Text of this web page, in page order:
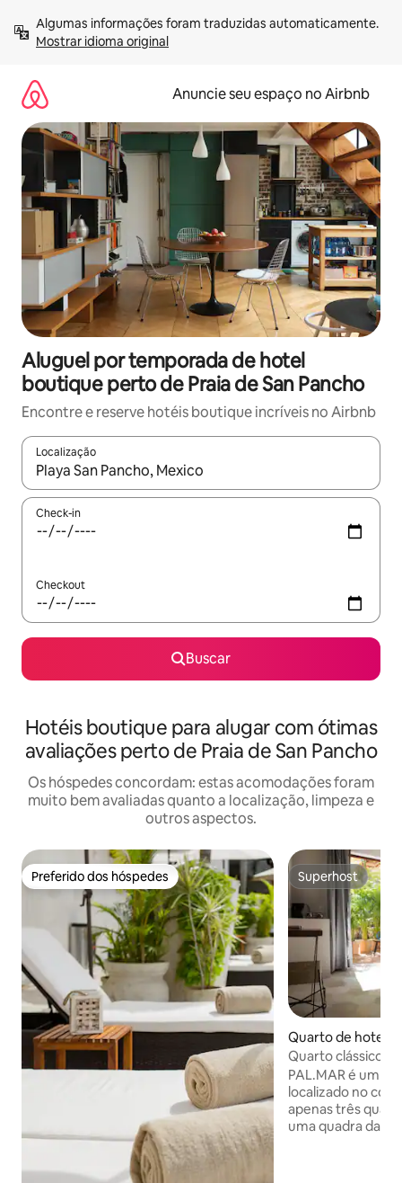
para
Mostrar idioma original
Anuncie seu espaço no Airbnb
Aluguel por temporada de hotel
boutique perto de Praia de San Pancho
Encontre e reserve hotéis boutique incríveis no Airbnb
Localização
Quando os resultados estiverem disponíveis, explore-os
Check-in
Checkout
Buscar
Hotéis boutique para alugar com ótimas
avaliações perto de Praia de San Pancho
Os hóspedes concordam: estas acomodações foram
muito bem avaliadas quanto a localização, limpeza e
outros aspectos.
Preferido dos hóspedes
Preferido dos hóspedes Superhost
Superhost
Quarto de hotel ⋅
co
Quarto clássico
Tropical)
PAL.MAR é um
localizado no
apenas três
uma quadra da